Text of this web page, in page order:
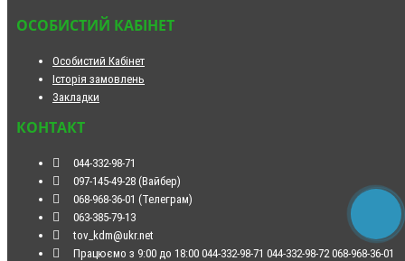
ОСОБИСТИЙ КАБІНЕТ
Особистий Кабінет
Історія замовлень
Закладки
КОНТАКТ
044-332-98-71
097-145-49-28 (Вайбер)
068-968-36-01 (Телеграм)
063-385-79-13
tov_kdm@ukr.net
Працюємо з 9:00 до 18:00 044-332-98-71 044-332-98-72 068-968-36-01